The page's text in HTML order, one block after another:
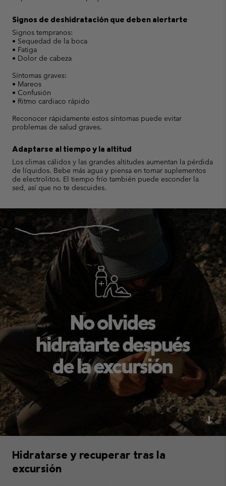
Signos de deshidratación que deben alertarte
Signos tempranos:
• Sequedad de la boca
• Fatiga
• Dolor de cabeza
Síntomas graves:
• Mareos
• Confusión
• Ritmo cardiaco rápido
Reconocer rápidamente estos síntomas puede evitar
problemas de salud graves.
Adaptarse al tiempo y la altitud
Los climas cálidos y las grandes altitudes aumentan la pérdida
de líquidos. Bebe más agua y piensa en tomar suplementos
de electrolitos. El tiempo frío también puede esconder la
sed, así que no te descuides.
Hidratarse y recuperar tras la
excursión